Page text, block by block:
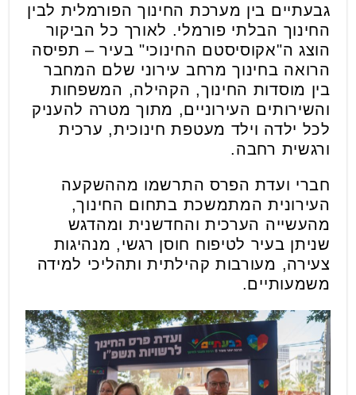
גבעתיים בין מערכת החינוך הפורמלית לבין
החינוך הבלתי פורמלי. לאורך כל הביקור
הוצג ה"אקוסיסטם החינוכי" בעיר – תפיסה
הרואה בחינוך מרחב עירוני שלם המחבר
בין מוסדות החינוך, הקהילה, המשפחות
והשירותים העירוניים, מתוך מטרה להעניק
לכל ילדה וילד מעטפת חינוכית, ערכית
ורגשית רחבה.
חברי ועדת הפרס התרשמו מההשקעה
העירונית המתמשכת בתחום החינוך,
מהעשייה הערכית והחדשנית ומהדגש
שניתן בעיר לטיפוח חוסן רגשי, מנהיגות
צעירה, מעורבות קהילתית ותהליכי למידה
משמעותיים.